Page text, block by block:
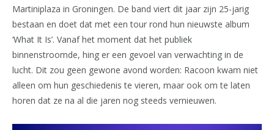
Martiniplaza in Groningen. De band viert dit jaar zijn 25-jarig
bestaan en doet dat met een tour rond hun nieuwste album
‘What It Is’. Vanaf het moment dat het publiek
binnenstroomde, hing er een gevoel van verwachting in de
lucht. Dit zou geen gewone avond worden: Racoon kwam niet
alleen om hun geschiedenis te vieren, maar ook om te laten
horen dat ze na al die jaren nog steeds vernieuwen.